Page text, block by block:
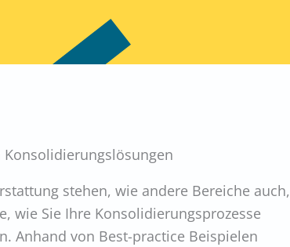
stehen, wie andere Bereiche auch,
wie Sie Ihre Konsolidierungsprozesse
Anhand von Best-practice Beispielen